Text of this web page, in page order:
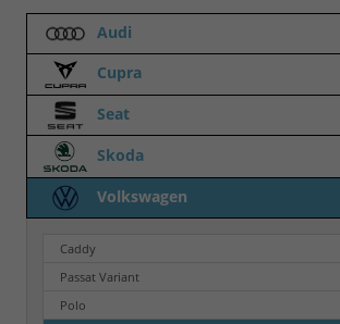
Audi
Cupra
Seat
Skoda
Volkswagen
Caddy
Passat Variant
Polo